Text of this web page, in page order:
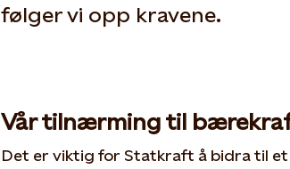
følger vi opp kravene.
Vår tilnærming til
Det er viktig for Statkraft å bidra til